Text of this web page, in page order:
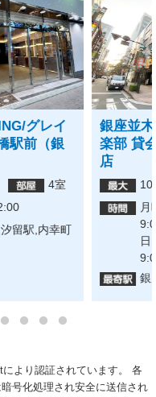
並木通りビジネス倶
貸会議室 銀座駅前
10名
1室
月曜日〜金曜日：
9:00〜22:00 土曜
より認証されています。
各
号化処理され安全に送信され